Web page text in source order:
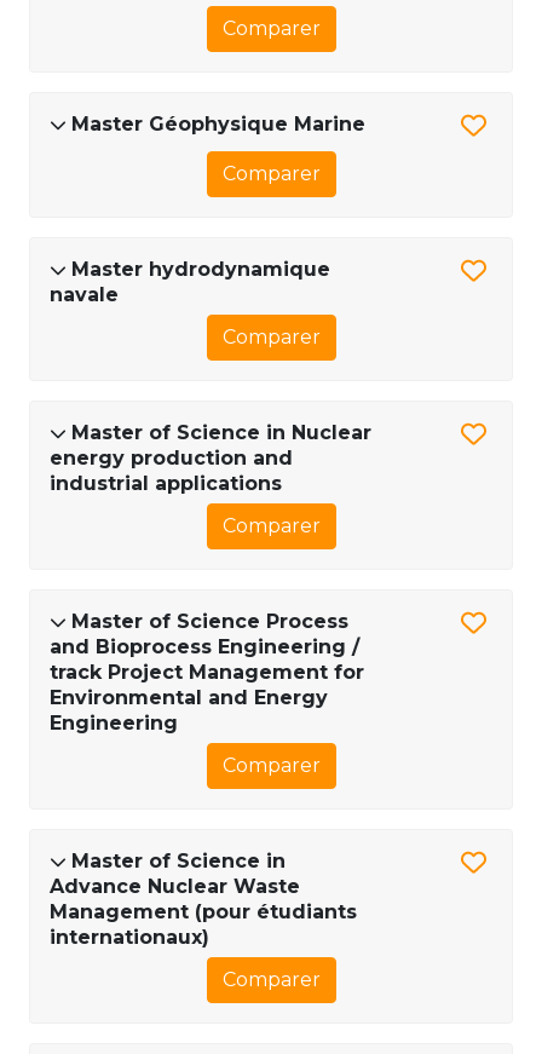
Comparer
Master Géophysique Marine
Comparer
Master hydrodynamique
navale
Comparer
Master of Science in Nuclear
energy production and
industrial applications
Comparer
Master of Science Process
and Bioprocess Engineering /
track Project Management for
Environmental and Energy
Engineering
Comparer
Master of Science in
Advance Nuclear Waste
Management (pour étudiants
internationaux)
Comparer